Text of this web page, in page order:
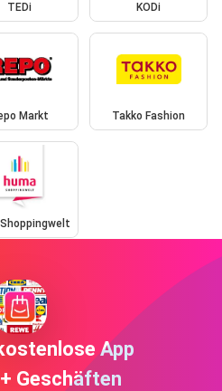
TEDi KODi
Markt Takko Fashion
App
Geschäften